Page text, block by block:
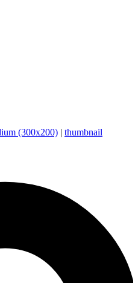
(300x200) | thumbnail